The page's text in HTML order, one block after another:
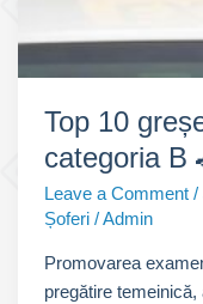
Top 10
categoria B
Leave a Comment /
Șoferi /Admin
Promovarea
pregătire